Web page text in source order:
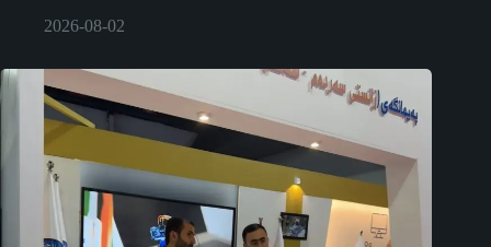
2026-08-02